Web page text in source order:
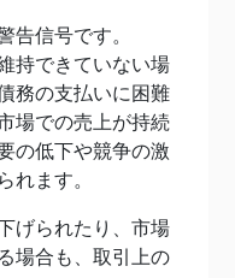
告信号です。
持できていない場
務の支払いに困難
場での売上が持続
の低下や競争の激
れます。
げられたり、市場
場合も、取引上の